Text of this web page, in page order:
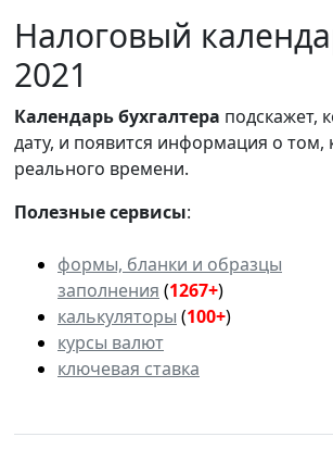
Налоговый
2021
Календарьбухгалтера подскажет,
дату, и появится информация о том,
реального времени.
Полезные сервисы:
формы, бланки и образцы
заполнения (1267+)
калькуляторы (100+)
курсы валют
ключевая ставка